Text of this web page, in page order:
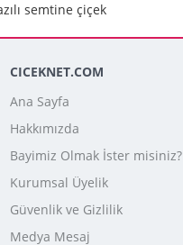
semtine çiçek
CICEKNET.COM
Ana Sayfa
Hakkımızda
Bayimiz Olmak İster misiniz?
Kurumsal Üyelik
Güvenlik ve Gizlilik
Medya Mesaj